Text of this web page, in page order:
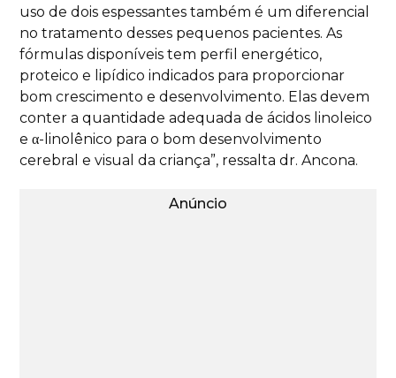
uso de dois espessantes também é um diferencial
no tratamento desses pequenos pacientes. As
fórmulas disponíveis tem perfil energético,
proteico e lipídico indicados para proporcionar
bom crescimento e desenvolvimento. Elas devem
conter a quantidade adequada de ácidos linoleico
e α-linolênico para o bom desenvolvimento
cerebral e visual da criança”, ressalta dr. Ancona.
Anúncio